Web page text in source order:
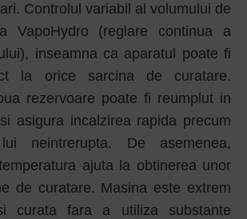
Controlul variabil al volumului de
VapoHydro (reglare continua a
inseamna ca aparatul poate fi
la orice sarcina de curatare.
rezervoare poate fi reumplut in
asigura incalzirea rapida precum
neintrerupta. De asemenea,
ajuta la obtinerea unor
de curatare. Masina este extrem
curata fara a utiliza substante